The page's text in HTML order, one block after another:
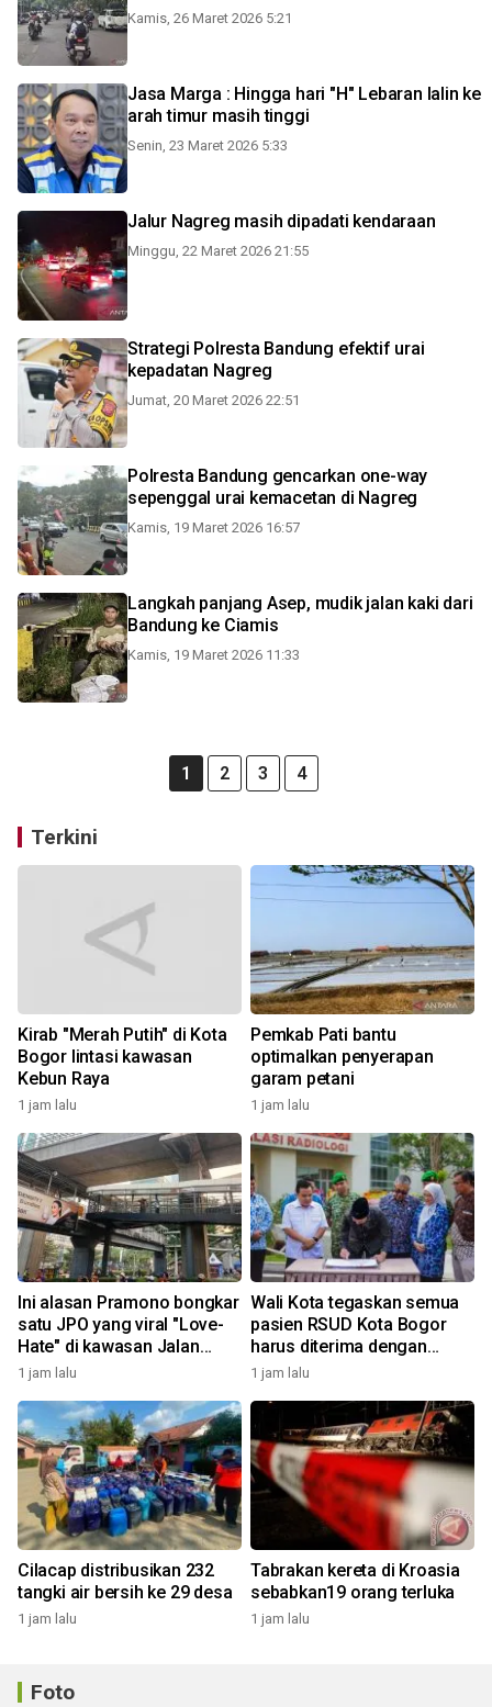
Kamis, 26 Maret 2026 5:21
Jasa Marga : Hingga hari "H" Lebaran lalin ke
arah timur masih tinggi
Senin, 23 Maret 2026 5:33
Jalur Nagreg masih dipadati kendaraan
Minggu, 22 Maret 2026 21:55
Strategi Polresta Bandung efektif urai
kepadatan Nagreg
Jumat, 20 Maret 2026 22:51
Polresta Bandung gencarkan one-way
sepenggal urai kemacetan di Nagreg
Kamis, 19 Maret 2026 16:57
Langkah panjang Asep, mudik jalan kaki dari
Bandung ke Ciamis
Kamis, 19 Maret 2026 11:33
1 2 3 4
Terkini
Kirab "Merah Putih" di Kota
Bogor lintasi kawasan
Kebun Raya
1 jam lalu
Pemkab Pati bantu
optimalkan penyerapan
garam petani
1 jam lalu
Ini alasan Pramono bongkar
satu JPO yang viral "Love-
Hate" di kawasan Jalan
Rasuna Said
1 jam lalu
Wali Kota tegaskan semua
pasien RSUD Kota Bogor
harus diterima dengan
profesional
1 jam lalu
Cilacap distribusikan 232
tangki air bersih ke 29 desa
1 jam lalu
Tabrakan kereta di Kroasia
sebabkan19 orang terluka
1 jam lalu
Foto